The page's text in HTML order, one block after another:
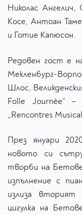
Николас
Косе, Антоан
и Готие Капюсон.
Редовен гост е
Мекленбург-
Шлос,
Folle Journée“ –
„Rencontres
През януари
новото си
творби на
изпълнение с
излиза
цигулка на